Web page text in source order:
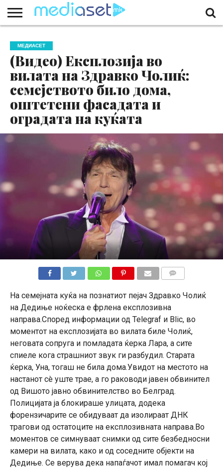
НАС
КОНТАКТ
МАРКЕТИНГ
ПОЧЕТНА
МЕДИАСЕТ
(Видео) Експлозија во
вилата на Здравко Чолиќ:
семејството било дома,
оштетени фасадата и
оградата на куќата
На семејната куќа на познатиот пејач Здравко Чолиќ
на Дедиње ноќеска е фрлена експлозивна
направа.Според информации од Telegraf и Blic, во
моментот на експлозијата во вилата биле Чолиќ,
неговата сопруга и помладата ќерка Лара, а сите
спиеле кога страшниот звук ги разбудил. Старaта
ќерка, Уна, тогаш не била дома.Увидот на местото на
настанот сè уште трае, а го раководи јавен обвинител
од Вишото јавно обвинителство во Белград.
Полицијата ја блокираше улицата, додека
форензичарите се обидуваат да изолираат ДНК
трагови од остатоците на експлозивната направа.Во
моментов се симнуваат снимки од сите безбедносни
камери на вилата, како и од соседните објекти на
Дедиње. Се верува дека напаѓачот имал помагач кој